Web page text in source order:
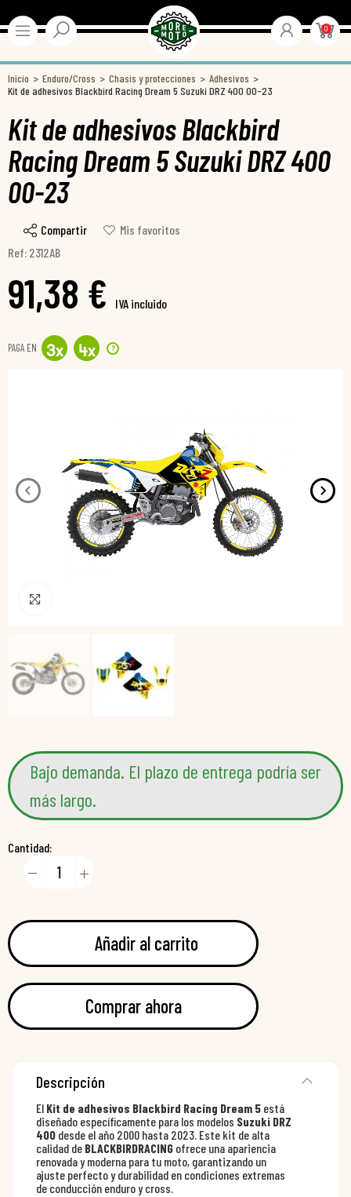
0
Inicio Enduro/Cross Chasis y protecciones
Adhesivos
Kit de adhesivos Blackbird Racing Dream 5 Suzuki DRZ 400 00-23
Kit de adhesivos Blackbird
Racing Dream 5 Suzuki DRZ 400
00-23
Compartir
Mis favoritos
Ref: 2312AB
91,38 € IVA incluido
PAGA EN 3x 4x ?
Bajo demanda. El plazo de entrega podría ser
más largo.
Cantidad:
Añadir al carrito
Comprar ahora
Descripción
El Kit de adhesivos Blackbird Racing Dream 5 está
diseñado específicamente para los modelos Suzuki DRZ
400 desde el año 2000 hasta 2023. Este kit de alta
calidad de BLACKBIRDRACING ofrece una apariencia
renovada y moderna para tu moto, garantizando un
ajuste perfecto y durabilidad en condiciones extremas
de conducción enduro y cross.